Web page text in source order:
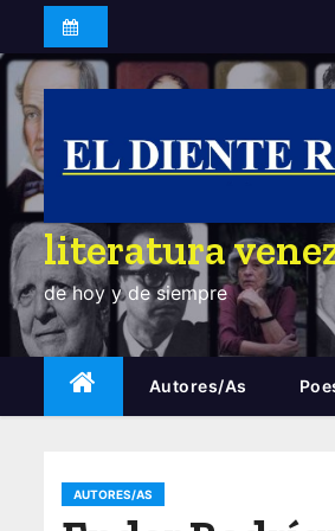
a
e
literatura
de hoy y de siempre
Autores/as
AUTORES/AS